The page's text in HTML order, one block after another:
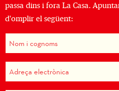
passa dins i fora La Casa.
d'omplir el següent: